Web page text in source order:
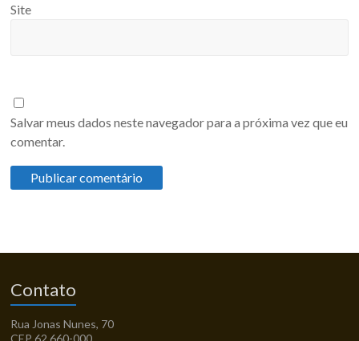
Site
Salvar meus dados neste navegador para a próxima vez que eu
comentar.
Contato
Rua Jonas Nunes, 70